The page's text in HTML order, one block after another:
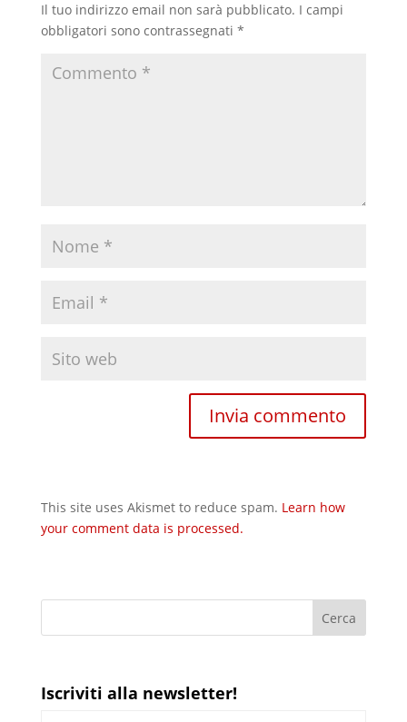
Il tuo indirizzo email non sarà pubblicato. I campi
obbligatori sono contrassegnati *
This site uses Akismet to reduce spam. Learn how
your comment data is processed.
Iscriviti alla newsletter!